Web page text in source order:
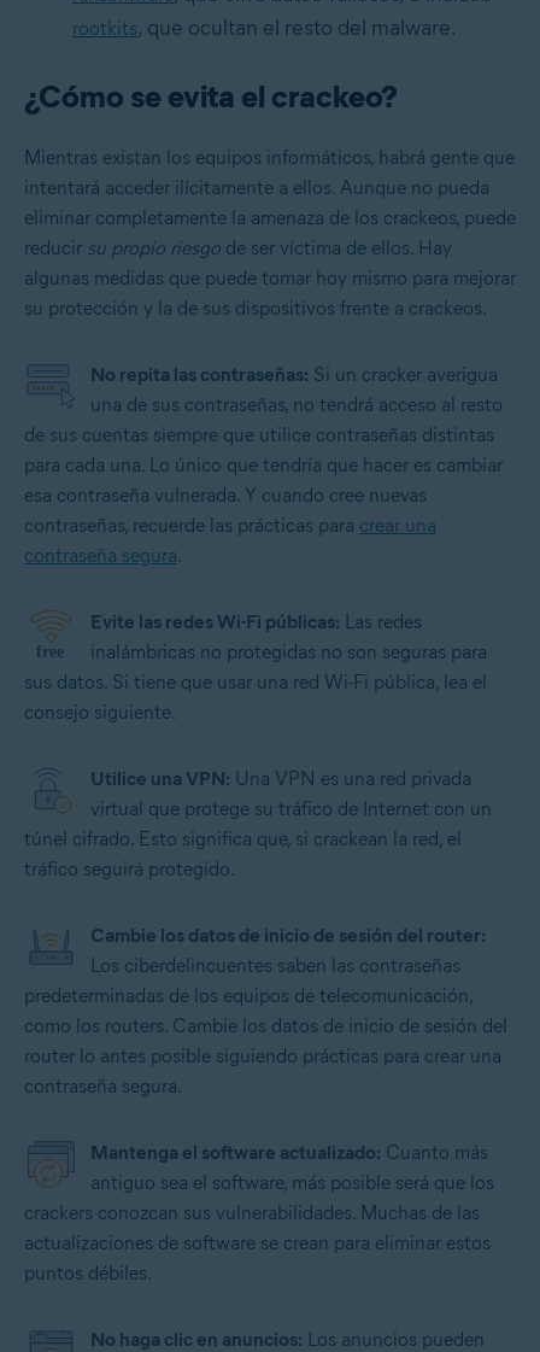
rootkits, que ocultan el resto del malware.
¿Cómo se evita el crackeo?
Mientras existan los equipos informáticos, habrá gente que
intentará acceder ilícitamente a ellos. Aunque no pueda
eliminar completamente la amenaza de los crackeos, puede
reducir su propio riesgo de ser víctima de ellos. Hay
algunas medidas que puede tomar hoy mismo para mejorar
su protección y la de sus dispositivos frente a crackeos.
No repita las contraseñas: Si un cracker averigua
una de sus contraseñas, no tendrá acceso al resto
de sus cuentas siempre que utilice contraseñas distintas
para cada una. Lo único que tendría que hacer es cambiar
esa contraseña vulnerada. Y cuando cree nuevas
contraseñas, recuerde las prácticas para crear una
contraseña segura.
Evite las redes Wi-Fi públicas: Las redes
inalámbricas no protegidas no son seguras para
sus datos. Si tiene que usar una red Wi-Fi pública, lea el
consejo siguiente.
Utilice una VPN: Una VPN es una red privada
virtual que protege su tráfico de Internet con un
túnel cifrado. Esto significa que, si crackean la red, el
tráfico seguirá protegido.
Cambie los datos de inicio de sesión del router:
Los ciberdelincuentes saben las contraseñas
predeterminadas de los equipos de telecomunicación,
como los routers. Cambie los datos de inicio de sesión del
router lo antes posible siguiendo prácticas para crear una
contraseña segura.
Mantenga el software actualizado: Cuanto más
antiguo sea el software, más posible será que los
crackers conozcan sus vulnerabilidades. Muchas de las
actualizaciones de software se crean para eliminar estos
puntos débiles.
No haga clic en anuncios: Los anuncios pueden